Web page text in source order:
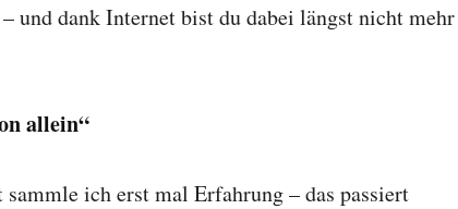
und dank Internet bist du dabei längst nicht mehr
allein“
ich erst mal Erfahrung – das passiert